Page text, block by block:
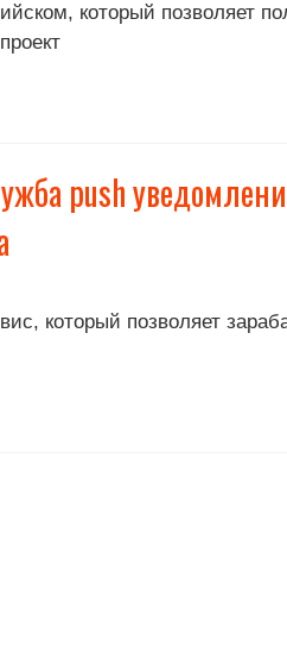
который позволяет
push
который позволяет